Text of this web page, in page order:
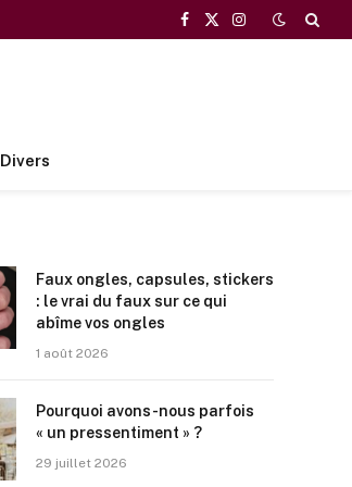
Facebook
X
Instagram
Divers
Faux ongles, capsules, stickers
: le vrai du faux sur ce qui
abîme vos ongles
1 août 2026
Pourquoi avons-nous parfois
« un pressentiment » ?
29 juillet 2026